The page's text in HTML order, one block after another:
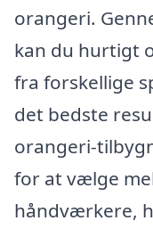
orangeri.
kan du hurtigt
fra forskellige
det bedste
orangeri-
for at vælge
håndværkere,